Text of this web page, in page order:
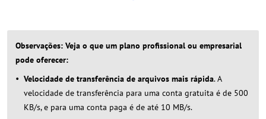
Observações: Veja o que um plano profissional ou empresarial
pode oferecer:
Velocidade de transferência de arquivos mais rápida. A
velocidade de transferência para uma conta gratuita é de 500
KB/s, e para uma conta paga é de até 10 MB/s.